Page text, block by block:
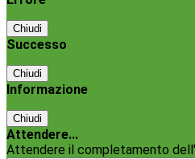
Chiudi
Successo
Chiudi
Informazione
Chiudi
Attendere...
Attendere il completamento